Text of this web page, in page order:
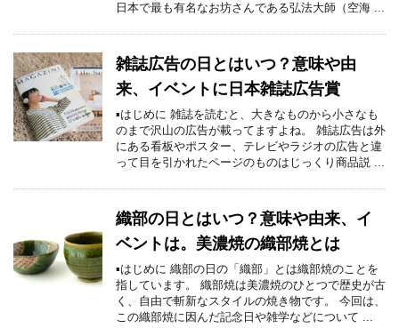
日本で最も有名なお坊さんである弘法大師（空海 ...
雑誌広告の日とはいつ？意味や由
来、イベントに日本雑誌広告賞
▪はじめに 雑誌を読むと、大きなものから小さなも
のまで沢山の広告が載ってますよね。 雑誌広告は外
にある看板やポスター、テレビやラジオの広告と違
って目を引かれたページのものはじっくり商品説 ...
織部の日とはいつ？意味や由来、イ
ベントは。美濃焼の織部焼とは
▪はじめに 織部の日の「織部」とは織部焼のことを
指しています。 織部焼は美濃焼のひとつで歴史が古
く、自由で斬新なスタイルの焼き物です。 今回は、
この織部焼に因んだ記念日や雑学などについて ...